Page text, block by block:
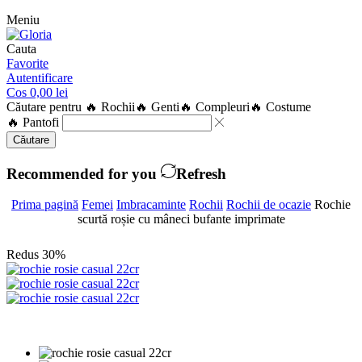
Meniu
Cauta
Favorite
Autentificare
Cos 0,00 lei
Căutare pentru 🔥 Rochii 🔥 Genti 🔥 Compleuri 🔥 Costume
🔥 Pantofi
Căutare
Recommended for you Refresh
Prima pagină Femei Imbracaminte Rochii Rochii de ocazie Rochie
scurtă roșie cu mâneci bufante imprimate
Redus 30%